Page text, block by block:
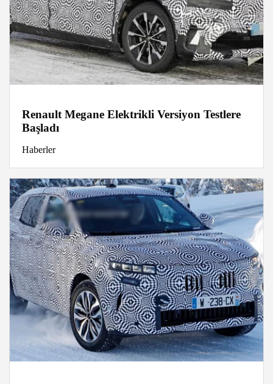
Renault Megane Elektrikli Versiyon Testlere
Başladı
Haberler